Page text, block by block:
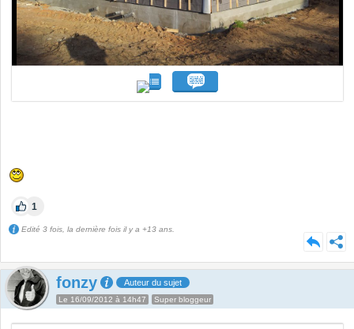
1
Edité 3 fois, la dernière fois il y a +13 ans.
fonzy Auteur du sujet
Le 16/09/2012 à 14h47 Super bloggeur